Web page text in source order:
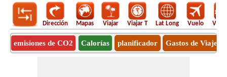
Dirección Mapas Viajar Viajar T Lat Long Vuelo
emisiones de CO2 Calorías planificador Gastos de Viaje